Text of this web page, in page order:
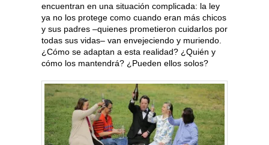
encuentran en una situación complicada: la ley
ya no los protege como cuando eran más chicos
y sus padres –quienes prometieron cuidarlos por
todas sus vidas– van envejeciendo y muriendo.
¿Cómo se adaptan a esta realidad? ¿Quién y
cómo los mantendrá? ¿Pueden ellos solos?